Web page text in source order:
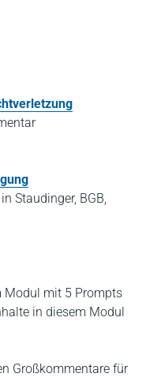
Staudinger, BGB,
Modul mit 5 Prompts
in diesem Modul
Großkommentare für